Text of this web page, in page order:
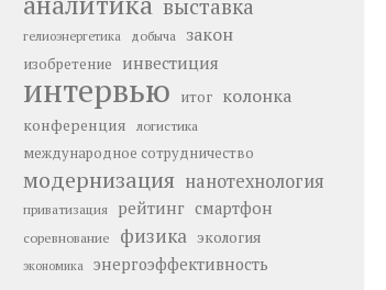
выставка
гелиоэнергетика добыча закон
изобретение инвестиция
интервью итог колонка
конференция логистика
международное сотрудничество
модернизация нанотехнология
приватизация рейтинг смартфон
соревнование физика экология
экономика энергоэффективность